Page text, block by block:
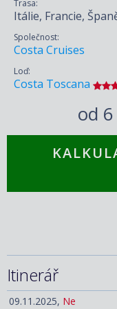
Trasa:
Itálie, Francie,
Společnost:
Costa Cruises
Loď:
Costa Toscana
od
Itinerář
09.11.2025, Ne